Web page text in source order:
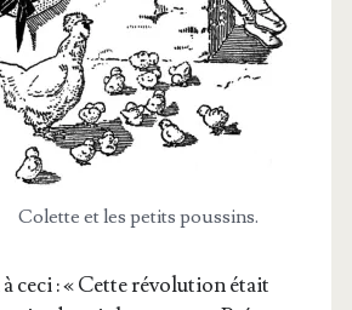
Colette et les petits poussins.
ceci : « Cette révo­lu­tion était